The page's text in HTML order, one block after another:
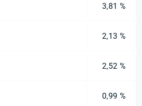
3,81 %
2,13 %
2,52 %
0,99 %